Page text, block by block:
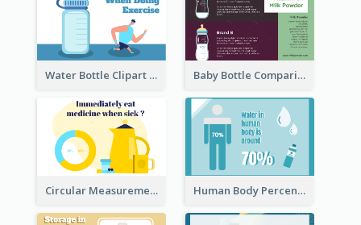
Water Bottle Clipart Baby Bottle Comparison Information
Circular Measurement Of 2 Group Human Body Percentage Clipart